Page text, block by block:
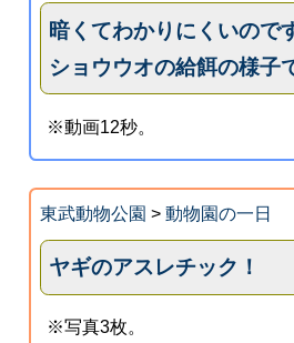
暗くてわかりにくいので
ショウウオの給餌の様子
※動画12秒。
東武動物公園 > 動物園の一日
ヤギのアスレチック！
※写真3枚。